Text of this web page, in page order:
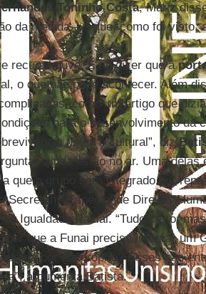
Toninho Costa, Mariz
da medida – o que, como foi visto,
recuo, houve. É só dizer que a
o que não pode acontecer. Além
como um artigo que
para o desenvolvimento da
física e cultural”, diz
ainda estão no ar. Uma
que o grupo será integrado por
Secretaria Especial de Direitos
da Igualdade Racial. “Tudo certo,
por que a Funai precisa integrar um
por ela própria? Esses são
argumenta Batista.